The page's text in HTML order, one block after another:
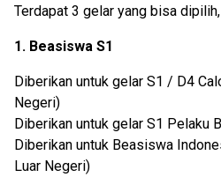
Terdapat 3 gelar yang bisa
1. Beasiswa S1
Diberikan untuk gelar S1 / D4
Negeri)
Diberikan untuk gelar S1 Pelaku
Diberikan untuk Beasiswa
Luar Negeri)